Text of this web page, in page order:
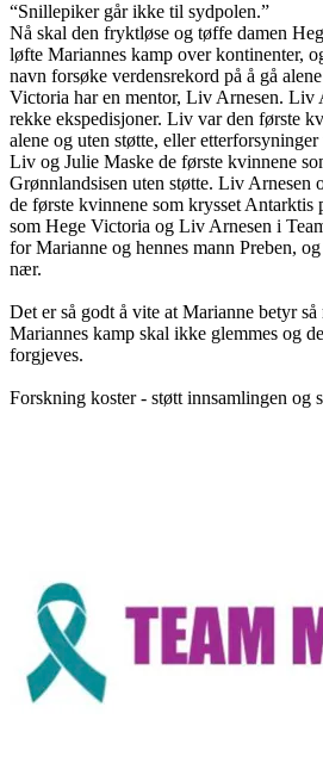
“Snillepiker går ikke til sydpolen.”
Nå skal den fryktløse og tøffe damen
løfte Mariannes kamp over kontinenter,
navn forsøke verdensrekord på å gå
Victoria har en mentor, Liv Arnesen. Liv
rekke ekspedisjoner. Liv var den første
alene og uten støtte, eller
Liv og Julie Maske de første kvinnene
Grønnlandsisen uten støtte. Liv Arnesen
de første kvinnene som krysset
som Hege Victoria og Liv Arnesen i
for Marianne og hennes mann Preben,
nær.
Det er så godt å vite at Marianne betyr så
Mariannes kamp skal ikke glemmes og
forgjeves.
Forskning koster - støtt innsamlingen og